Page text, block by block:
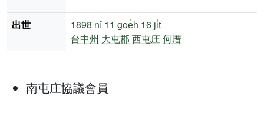
南屯庄協議會員
出世 1898 nî 11 goe̍h 16 ji̍t
台中州 大屯郡 西屯庄何厝